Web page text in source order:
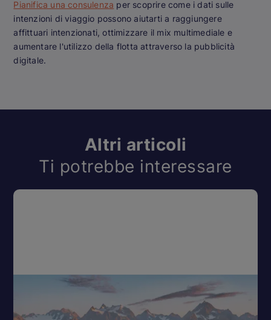
Pianifica una consulenza per scoprire come i dati sulle
intenzioni di viaggio possono aiutarti a raggiungere
affittuari intenzionati, ottimizzare il mix multimediale e
aumentare l'utilizzo della flotta attraverso la pubblicità
digitale.
Altri articoli
Ti potrebbe interessare